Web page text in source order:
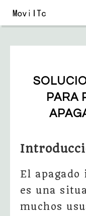
PARA
El
es una
muchos